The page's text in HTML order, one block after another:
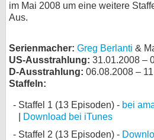
im Mai 2008 um eine weitere
Aus.
Serienmacher: Greg Berlanti &
US-Ausstrahlung: 31.01.2008 –
D-Ausstrahlung: 06.08.2008 –
Staffeln:
Staffel 1 (13 Episoden) - bei
Download bei iTunes
Staffel 2 (13 Episoden) -